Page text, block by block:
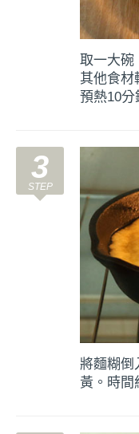
取一大碗
其他食材
預熱10分
3
將麵糊倒
黃。時間